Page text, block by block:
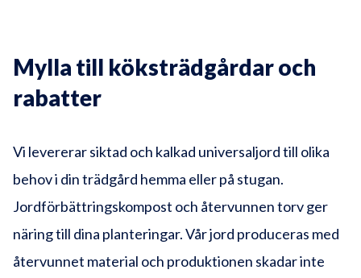
Mylla till köksträdgårdar och
rabatter
Vi levererar siktad och kalkad universaljord till olika
behov i din trädgård hemma eller på stugan.
Jordförbättringskompost och återvunnen torv ger
näring till dina planteringar. Vår jord produceras med
återvunnet material och produktionen skadar inte